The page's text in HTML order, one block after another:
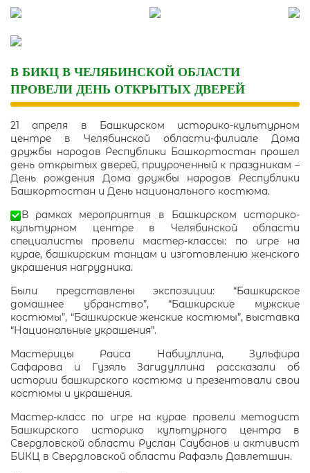
Skip
content
В БИКЦ В ЧЕЛЯБИНСКОЙ ОБЛАСТИ
ПРОВЕЛИ ДЕНЬ ОТКРЫТЫХ ДВЕРЕЙ
21 апреля в Башкирском историко-культурном
центре в Челябинской области-филиале Дома
дружбы народов Республики Башкортостан прошел
день открытых дверей, приуроченный к праздникам –
День рождения Дома дружбы народов Республики
Башкортостан и День национального костюма.
В рамках мероприятия в Башкирском историко-
культурном центре в Челябинской области
специалисты провели мастер-классы: по игре на
курае, башкирским танцам и изготовлению женского
украшения нагрудника.
Были представлены экспозиции: “Башкирское
домашнее убранство”, “Башкирские мужские
костюмы”, “Башкирские женские костюмы”, выставка
“Национальные украшения”.
Мастерицы Раиса Набиуллина,Зульфира
Сафарова и Гузяль Загидуллина рассказали об
истории башкирского костюма и презентовали свои
костюмы и украшения.
Мастер-класс по игре на курае провели методист
Башкирского историко культурного центра в
Свердловской области Руслан Саубанов и активист
БИКЦ в Свердловской области Рафаэль Давлетшин.